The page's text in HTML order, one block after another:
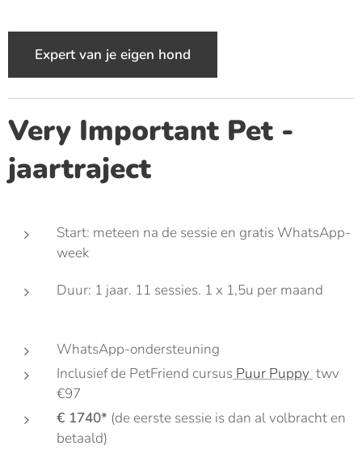
Expert van je eigen hond
Very Important Pet -
jaartraject
Start: meteen na de sessie en gratis WhatsApp-
week
Duur: 1 jaar. 11 sessies. 1 x 1,5u per maand
WhatsApp-ondersteuning
Inclusief de PetFriend cursus Puur Puppy twv
€97
€ 1740* (de eerste sessie is dan al volbracht en
betaald)